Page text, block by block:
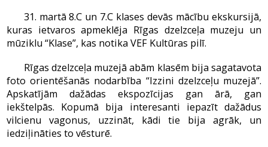
31. martā 8.C un 7.C klases devās mācību ekskursijā,
kuras ietvaros apmeklēja Rīgas dzelzceļa muzeju un
mūziklu “Klase”, kas notika VEF Kultūras pilī.
Rīgas dzelzceļa muzejā abām klasēm bija sagatavota
foto orientēšanās nodarbība “Izzini dzelzceļu muzejā”.
Apskatījām dažādas ekspozīcijas gan ārā, gan
iekštelpās. Kopumā bija interesanti iepazīt dažādus
vilcienu vagonus, uzzināt, kādi tie bija agrāk, un
iedziļināties to vēsturē.